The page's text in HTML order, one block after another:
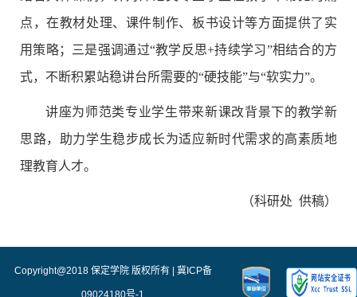
点，在教材处理、课件制作、板书设计等方面提供了实
用策略；三是强调通过“教学反思+持续学习”相结合的方
式，不断积累站稳讲台所需要的“硬技能”与“软实力”。
讲座为师范类专业学生带来新课改背景下的教学新
思路，助力学生稳步成长为适应新时代需求的高素质地
理教育人才。
（科研处 供稿）
Copyright@2018 保定学院 版权所有 | 冀ICP备